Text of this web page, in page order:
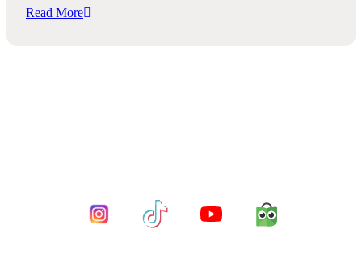
Read More